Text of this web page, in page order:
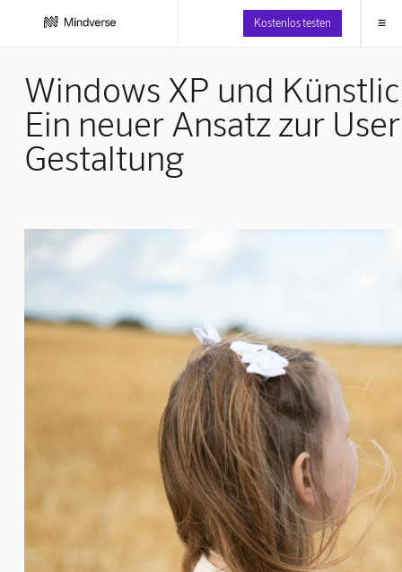
Kostenlos testen ≡
Windows XP und
Ein neuer Ansatz zur
Gestaltung